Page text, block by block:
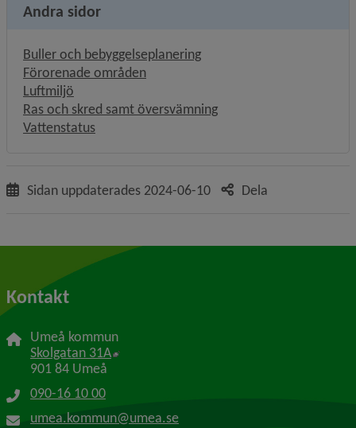
Andra sidor
Buller och bebyggelseplanering
Förorenade områden
Luftmiljö
Ras och skred samt översvämning
Vattenstatus
Sidan uppdaterades 2024-06-10 Dela
Kontakt
Umeå kommun
Skolgatan 31A Länk till annan webbplats, öppnas i nytt
901 84 Umeå
090-16 10 00
umea.kommun@umea.se